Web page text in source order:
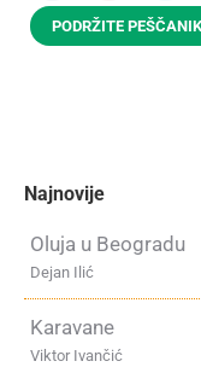
PODRŽITE PEŠČANIK
Najnovije
Oluja u Beogradu
Dejan Ilić
Karavane
Viktor Ivančić